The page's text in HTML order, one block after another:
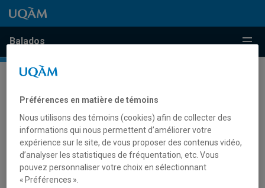
Passer au contenu
Accéder au menu principal
Accéder à la recherche
Passer au contenu
Accéder au menu principal
Balados Menu
ÉMISSIONS DE LA CATÉGORIE «»
Aucun balado ne fait partie de cette catégorie pour le
moment.
Préférences en matière de témoins
Nous utilisons des témoins (cookies) afin de collecter des
informations qui nous permettent d’améliorer votre
expérience sur le site, de vous proposer des contenus vidéo,
d’analyser les statistiques de fréquentation, etc. Vous
pouvez personnaliser votre choix en sélectionnant
« Préférences ».